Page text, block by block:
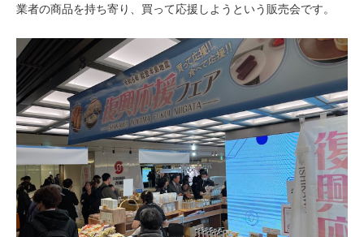
業者の商品を持ち寄り、買って応援しようという販売会です。